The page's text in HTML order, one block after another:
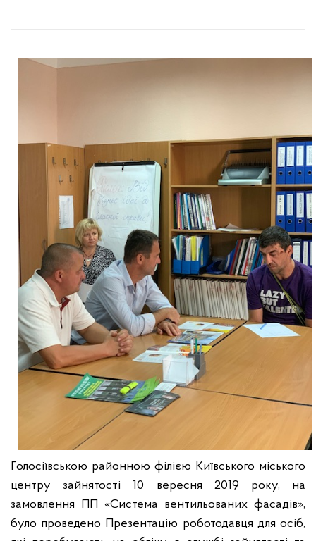
Голосіївською районною філією Київського міського
центру зайнятості 10 вересня 2019 року, на
замовлення ПП «Система вентильованих фасадів»,
було проведено Презентацію роботодавця для осіб,